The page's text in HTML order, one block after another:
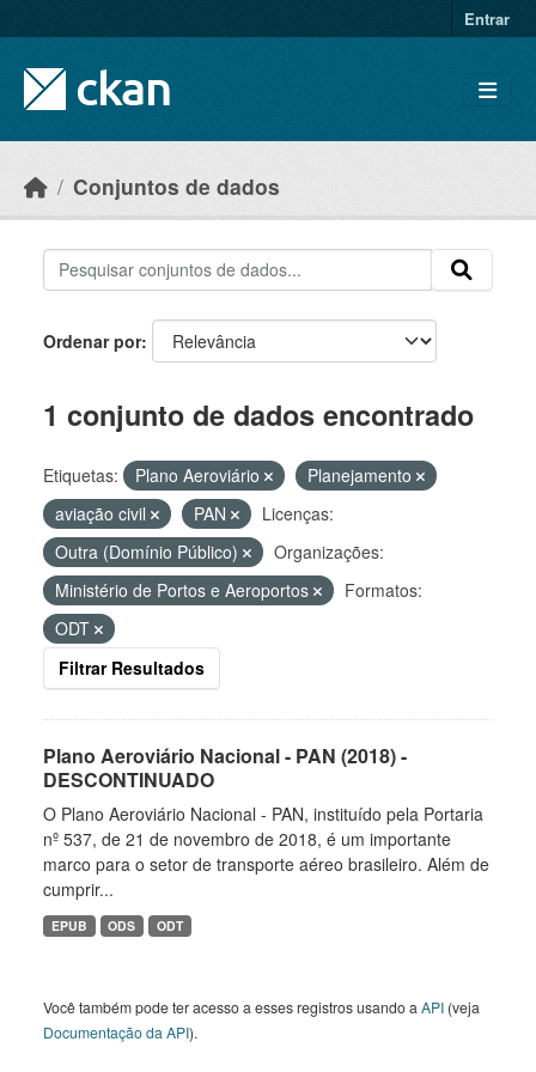
Entrar
Conjuntos de dados
Ordenar por
1 conjunto de dados encontrado
Etiquetas: Plano Aeroviário
Planejamento
aviação civil
PAN
Licenças:
Outra (Domínio Público)
Organizações:
Ministério de Portos e Aeroportos
Formatos:
ODT
Filtrar Resultados
Plano Aeroviário Nacional - PAN (2018) -
DESCONTINUADO
O Plano Aeroviário Nacional - PAN, instituído pela Portaria
nº 537, de 21 de novembro de 2018, é um importante
marco para o setor de transporte aéreo brasileiro. Além de
cumprir...
EPUB ODS ODT
Você também pode ter acesso a esses registros usando a API (veja
Documentação da API).